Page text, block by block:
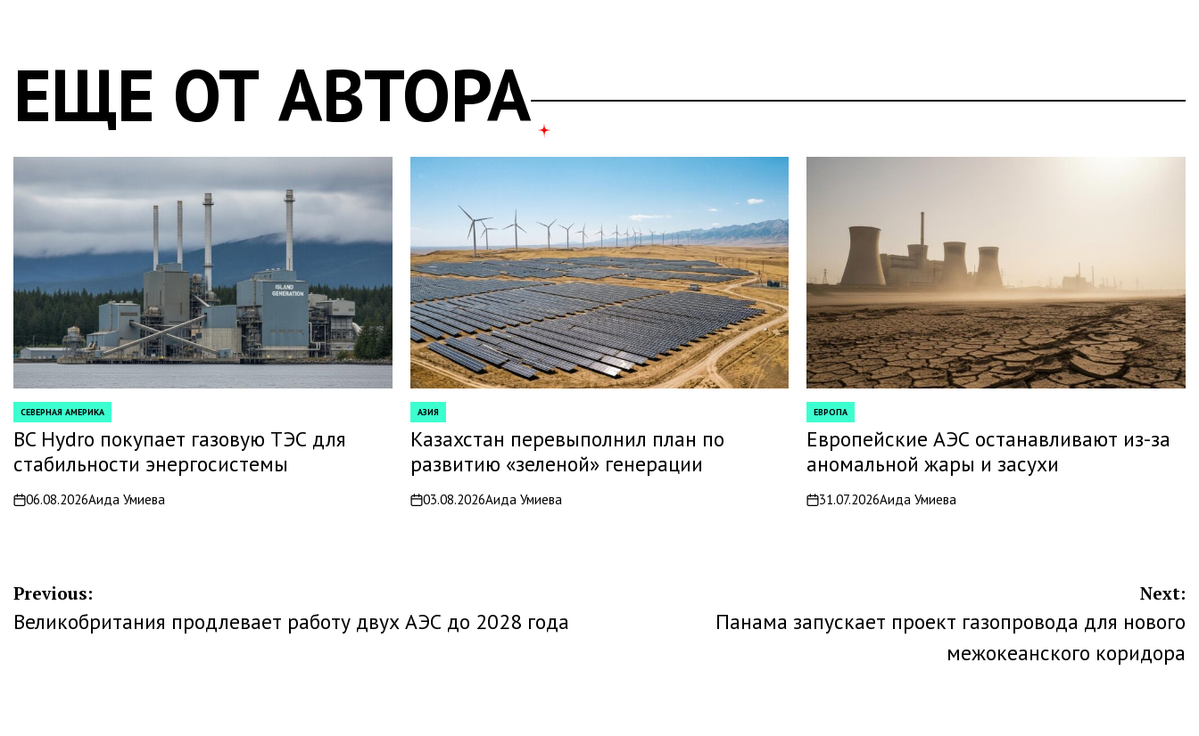
ЕЩЕ ОТ АВТОРА
POSTED
IN
СЕВЕРНАЯ АМЕРИКА
BC Hydro покупает газовую ТЭС для
стабильности энергосистемы
on06.08.2026Аида Умиева
POSTED
IN
АЗИЯ
Казахстан перевыполнил план по
развитию «зеленой» генерации
on03.08.2026Аида Умиева
POSTED
IN
ЕВРОПА
Европейские АЭС останавливают из-за
аномальной жары и засухи
on31.07.2026Аида Умиева
Навигация
по
Previous:
Великобритания продлевает работу двух АЭС до 2028 года
Next:
Панама запускает проект газопровода для нового
межокеанского коридора